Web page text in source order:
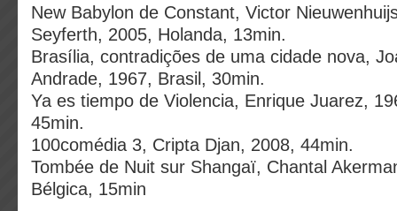
New Babylon de Constant, Victor
Seyferth, 2005, Holanda, 13min.
Brasília, contradições de uma cidade nova,
Andrade, 1967, Brasil, 30min.
Ya es tiempo de Violencia, Enrique Juarez,
45min.
100comédia 3, Cripta Djan, 2008, 44min.
Tombée de Nuit sur Shangaï, Chantal
Bélgica, 15min